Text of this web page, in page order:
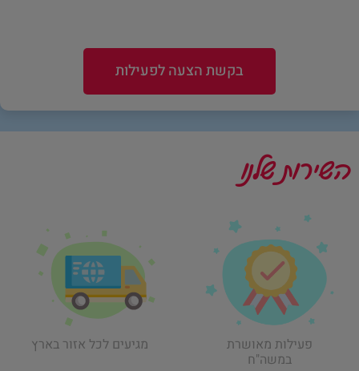
בקשת הצעה לפעילות
השירות שלנו
פעילות מאושרת
במשה"ח
מגיעים לכל אזור בארץ